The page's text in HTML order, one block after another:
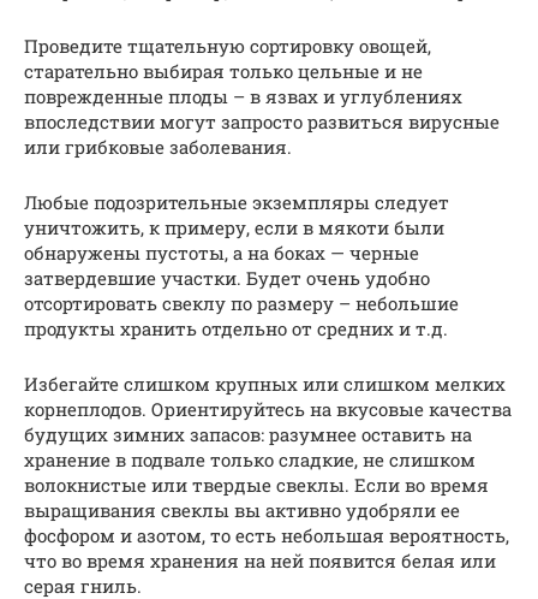
Проведите тщательную сортировку овощей,
старательно выбирая только цельные и не
поврежденные плоды – в язвах и углублениях
впоследствии могут запросто развиться вирусные
или грибковые заболевания.
Любые подозрительные экземпляры следует
уничтожить, к примеру, если в мякоти были
обнаружены пустоты, а на боках — черные
затвердевшие участки. Будет очень удобно
отсортировать свеклу по размеру – небольшие
продукты хранить отдельно от средних и т.д.
Избегайте слишком крупных или слишком мелких
корнеплодов. Ориентируйтесь на вкусовые качества
будущих зимних запасов: разумнее оставить на
хранение в подвале только сладкие, не слишком
волокнистые или твердые свеклы. Если во время
выращивания свеклы вы активно удобряли ее
фосфором и азотом, то есть небольшая вероятность,
что во время хранения на ней появится белая или
серая гниль.